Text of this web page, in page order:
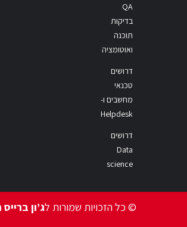
QA
בדיקות
תוכנה
ואוטומציה
דרושים
טכנאי
מחשבים ו-
Helpdesk
דרושים
Data
science
© כל הזכויות שמורות לג’ון